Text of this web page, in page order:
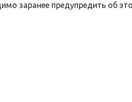
заранее предупредить об